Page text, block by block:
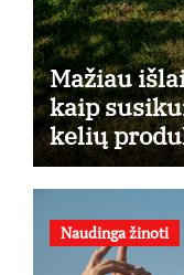
Mažiau
kaip
kelių
Naudinga žinoti